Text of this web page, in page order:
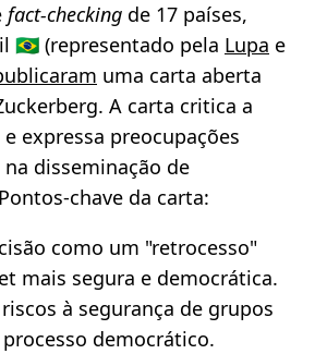
fact-checking de 17 países,
🇧🇷 (representado pela Lupa e
uma carta aberta
A carta critica a
expressa preocupações
disseminação de
chave da carta:
como um "retrocesso"
mais segura e democrática.
à segurança de grupos
democrático.